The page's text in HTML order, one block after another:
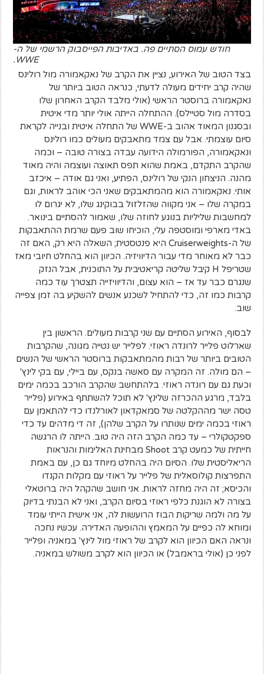
חודש עמוס הסתיים פה. באדיבות הפייסבוק הרשמי של ה-
WWE.
בצד הטוב של האירוע, נציין את הקרב של נאקאמורה מול רולינס
שהיה קרב יחידים מעולה לדעתי, כנראה הטוב ביותר של
נאקאמורה ברוסטר הראשי (אולי מלבד הקרב האחרון שלו
בסדרה מול סטיילס). ההתחלה הייתה אולי יותר מדי איטית
ובסגנון המאוד אהוב ב-WWE של התחלה איטית ובנייה לקראת
סיום עוצמתי. אבל עם צמד מתאבקים מעולים כמו רולינס
ונאקאמורה, הפורמולה הידועה עבדה בצורה טובה – וכמה
שהקרב התקדם, באמת שהוא תפס תאוצה ועוצמה והיה מאוד
מהנה. הניצחון הנקי של רולינס, הפתיע, ואני גם אודה – איכזב
אותי. נאקאמורה הוא מהמתאבקים שאני הכי אוהב לראות, וגם
במקרה שלו – אני מקווה שהזלזול בבוקינג שלו, לא יגרום לו
למחשבות שליליות בנוגע לחוזה שלו, שאמור להסתיים בינואר.
באדי מארפי ומוסטפה עלי, הוכיחו שוב פעם שרמת ההתאבקות
של ה-Cruiserweights היא פנטסטית; השאלה היא רק, האם זה
כבר לא מאוחר מדי עבור הדיוויזיה. הכיוון הוא בהחלט חיובי מאז
שטריפל H קיבל שליטה קריאטיבית על התוכנית, אבל הנזק
שנגרם כבר עד אז – הוא עצום, והדיוויזייה תצטרך עוד כמה
קרבות כמו זה, כדי להתחיל לשכנע אנשים להשקיע בה זמן צפייה
שוב.
לבסוף, האירוע הסתיים עם שני קרבות מעולים. הראשון בין
שארלוט פלייר לרונדה ראוזי. לפלייר יש נטייה מגונה, שהקרבות
הטובים ביותר של רבות מהמתאבקות ברוסטר הראשי של הנשים
– הם מולה. זה המקרה עם סאשה בנקס, עם ביילי, עם בקי לינץ'
וכעת גם עם רונדה ראוזי. בלהתחשב שהקרב הורכב בכמה ימים
בלבד, מרגע ההכרזה שלינץ' לא תוכל להשתתף באירוע (פלייר
טסה ישר מההקלטה של סמאקדאון לאורלנדו כדי להתאמן עם
ראוזי בכמה ימים שנותרו על הקרב שלהן), זה די מדהים עד כדי
ספקטקולרי – עד כמה הקרב הזה היה טוב. הייתה לו הרגשה
חייתית של כמעט קרב Shoot מבחינת האלימות והנראות
הריאליסטית שלו. הסיום היה בהחלט מיוחד גם כן, עם באמת
התפרצות קולוסאלית של פלייר על ראוזי עם מקלות הקנדו
והכיסא; זה היה מחזה לראות. אני חושב שהקהל היה ברוטאלי
בצורה לא הוגנת כלפי ראוזי בסיום הקרב, ואני לא הבנתי בדיוק
על מה ולמה שריקות הבוז הרועשות לה, אני אישית הייתי עומד
ומוחא לה כפיים על המאמץ וההופעה האדירה. עכשיו נחכה
ונראה האם הכיוון הוא לקרב של ראוזי מול לינץ' במאניה ופלייר
לפני כן (אולי בראמבל) או הכיוון הוא לקרב משולש במאניה.